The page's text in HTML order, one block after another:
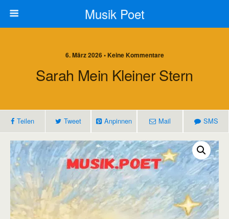
Musik Poet
6. März 2026 • Keine Kommentare
Sarah Mein Kleiner Stern
Teilen Tweet Anpinnen Mail SMS